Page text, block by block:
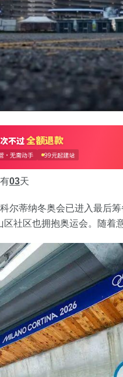
03天
尔蒂纳冬奥会已进入最后
社区也拥抱奥运会。随着